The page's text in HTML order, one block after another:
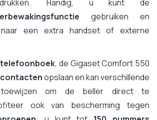
Handig, u kunt de
gebruiken en
naar een extra handset of externe
telefoonboek, de Gigaset Comfort 550
opslaan en kan verschillende
om de beller direct te
ook van bescherming tegen